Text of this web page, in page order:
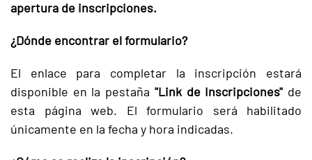
apertura de inscripciones.
¿Dónde encontrar el formulario?
El enlace para completar la inscripción estará
disponible en la pestaña "Link de Inscripciones" de
esta página web. El formulario será habilitado
únicamente en la fecha y hora indicadas.